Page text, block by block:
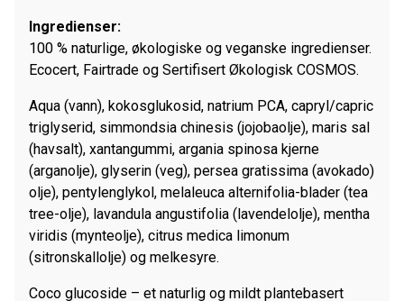
Ingredienser:
100 % naturlige, økologiske og veganske ingredienser.
Ecocert, Fairtrade og Sertifisert Økologisk COSMOS.
Aqua (vann), kokosglukosid, natrium PCA, capryl/capric
triglyserid, simmondsia chinesis (jojobaolje), maris sal
(havsalt), xantangummi, argania spinosa kjerne
(arganolje), glyserin (veg), persea gratissima (avokado)
olje), pentylenglykol, melaleuca alternifolia-blader (tea
tree-olje), lavandula angustifolia (lavendelolje), mentha
viridis (mynteolje), citrus medica limonum
(sitronskallolje) og melkesyre.
Coco glucoside – et naturlig og mildt plantebasert